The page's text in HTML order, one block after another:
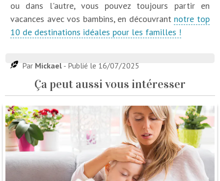
ou dans l'autre, vous pouvez toujours partir en
vacances avec vos bambins, en découvrant notre top
10 de destinations idéales pour les familles !
Par Mickael - Publié le 16/07/2025
Ça peut aussi vous intéresser